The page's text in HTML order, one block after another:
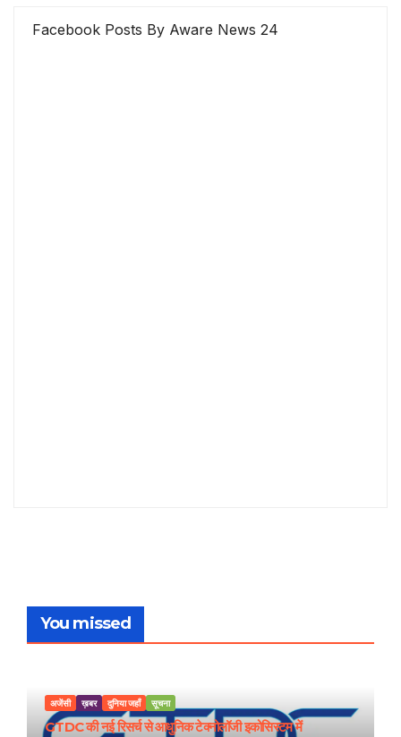
Facebook Posts By Aware News 24
You missed
अजेंसी ख़बर दुनिया जहाँ सूचना
GTDC की नई रिसर्च से आधुनिक टेक्नोलॉजी इकोसिस्टम में